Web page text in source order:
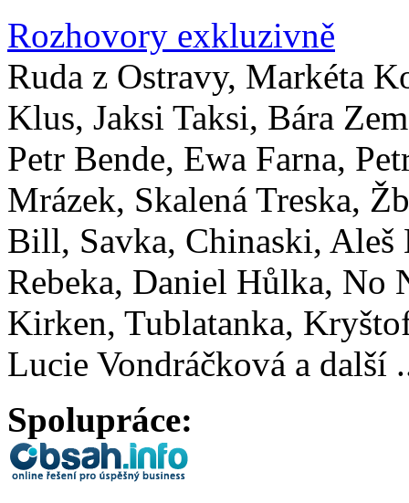
Rozhovory exkluzivně
Ruda z Ostravy, Markéta
Klus, Jaksi Taksi, Bára
Petr Bende, Ewa Farna,
Mrázek, Skalená Treska,
Bill, Savka, Chinaski,
Rebeka, Daniel Hůlka, No
Kirken, Tublatanka,
Lucie Vondráčková a další
Spolupráce: